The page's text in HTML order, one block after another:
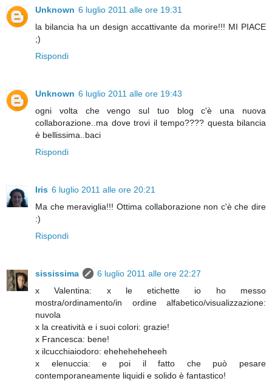
Unknown 6 luglio 2011 alle ore 19:31
la bilancia ha un design accattivante da morire!!! MI PIACE
;)
Rispondi
Unknown 6 luglio 2011 alle ore 19:43
ogni volta che vengo sul tuo blog c'è una nuova
collaborazione..ma dove trovi il tempo???? questa bilancia
è bellissima..baci
Rispondi
Iris 6 luglio 2011 alle ore 20:21
Ma che meraviglia!!! Ottima collaborazione non c'è che dire
:)
Rispondi
sississima
6 luglio 2011 alle ore 22:27
x Valentina: x le etichette io ho messo
mostra/ordinamento/in ordine alfabetico/visualizzazione:
nuvola
x la creatività e i suoi colori: grazie!
x Francesca: bene!
x ilcucchiaiodoro: eheheheheheeh
x elenuccia: e poi il fatto che può pesare
contemporaneamente liquidi e solido è fantastico!